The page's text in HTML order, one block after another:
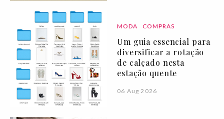
MODA COMPRAS
Um guia essencial para
diversificar a rotação
de calçado nesta
estação quente
06 Aug 2026